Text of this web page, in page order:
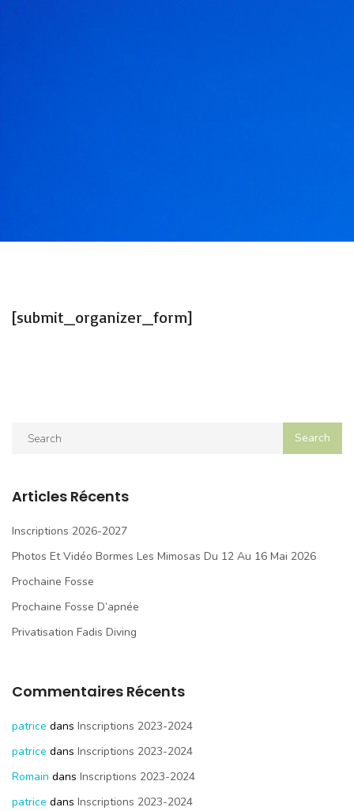
[submit_organizer_form]
Articles Récents
Inscriptions 2026-2027
Photos Et Vidéo Bormes Les Mimosas Du 12 Au 16 Mai 2026
Prochaine Fosse
Prochaine Fosse D’apnée
Privatisation Fadis Diving
Commentaires Récents
patrice dans Inscriptions 2023-2024
patrice dans Inscriptions 2023-2024
Romain dans Inscriptions 2023-2024
patrice dans Inscriptions 2023-2024